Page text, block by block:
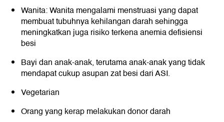
Wanita: Wanita mengalami menstruasi yang dapat
membuat tubuhnya kehilangan darah sehingga
meningkatkan juga risiko terkena anemia defisiensi
besi
Bayi dan anak-anak, terutama anak-anak yang tidak
mendapat cukup asupan zat besi dari ASI.
Vegetarian
Orang yang kerap melakukan donor darah